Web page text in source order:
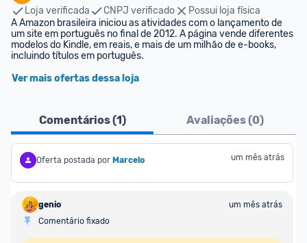
Loja verificada
CNPJ verificado
Possui loja física
A Amazon brasileira iniciou as atividades com o lançamento de
um site em português no final de 2012. A página vende diferentes
modelos do Kindle, em reais, e mais de um milhão de e-books,
incluindo títulos em português.
Ver mais ofertas dessa loja
Comentários (1) Avaliações (0)
Oferta postada por Marcelo um mês atrás
genio
um mês atrás
Comentário fixado